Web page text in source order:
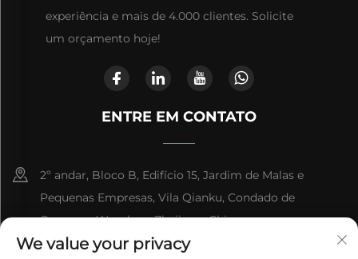
experiência e mais de 4.000 clientes. Solicite
um orçamento hoje!
ENTRE EM CONTATO
2º andar, Bloco B, Edifício 15, Jardim de Malas e
Pequenas Empresas, Vila Qianku, Condado de
Cangnan, Wenzhou, Zhejiang, China
+86-13868363329
We value your privacy